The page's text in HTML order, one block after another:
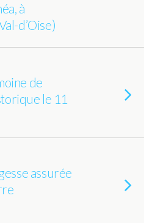
à
d’Oise)
de
le 11
assurée